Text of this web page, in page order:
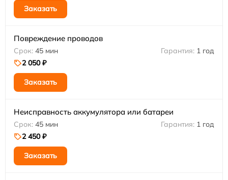
Заказать
Повреждение проводов
45 мин
1 год
2 050 ₽
Заказать
Неисправность аккумулятора или батареи
45 мин
1 год
2 450 ₽
Заказать